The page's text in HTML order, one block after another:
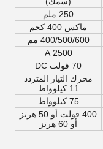
250 ملم
ماكس 400 كجم
400/500/600 مم
2500 A
70 فولت DC
محرك التيار المتردد
11 كيلوواط
75 كيلوواط
400 فولت أو 50 هرتز
أو 60 هرتز